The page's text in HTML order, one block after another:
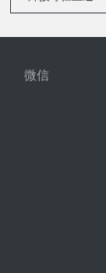
微信